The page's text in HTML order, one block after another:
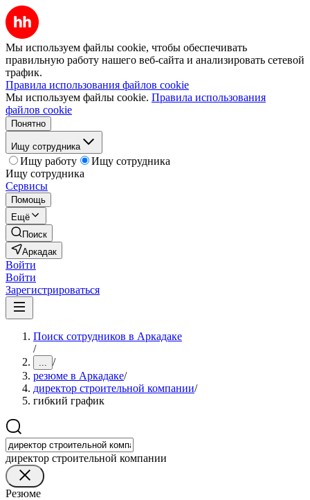
Мы используем файлы cookie, чтобы обеспечивать
правильную работу нашего веб-сайта и анализировать сетевой
трафик.
Правила использования файлов cookie
Мы используем файлы cookie. Правила использования
файлов cookie
Понятно
Ищу сотрудника
Ищу работу
Ищу сотрудника
Ищу сотрудника
Сервисы
Помощь
Ещё
Поиск
Аркадак
Войти
Войти
Зарегистрироваться
Поиск сотрудников в Аркадаке
/
... /
резюме в Аркадаке/
директор строительной компании/
гибкий график
директор строительной компании
Резюме